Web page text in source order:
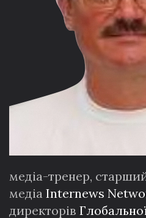
медіа-тренер,
медіа Internews
директорів